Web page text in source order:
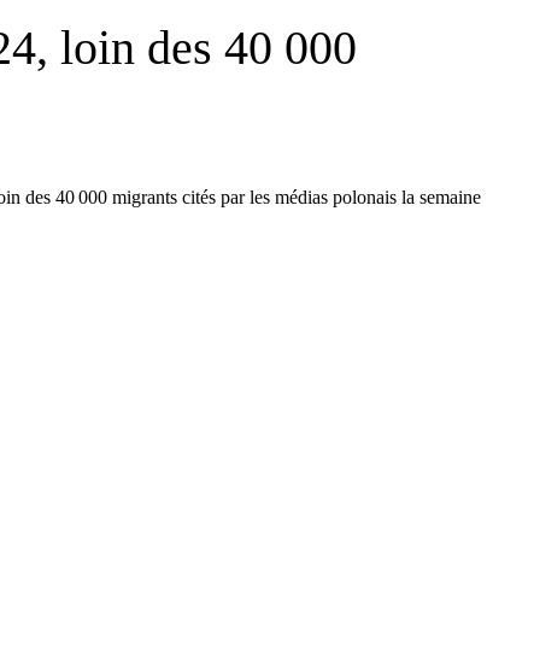
loin des 40 000
des 40 000 migrants cités par les médias polonais la semaine